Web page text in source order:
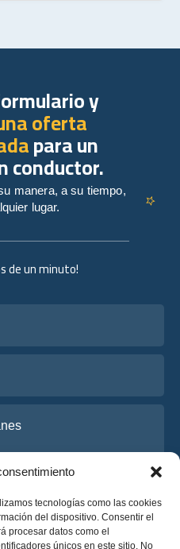
tecnologías como las cookies
del dispositivo. Consentir el
procesar datos como el
únicos en este sitio. No
de un minuto!
y
oferta
para un
conductor.
manera, a su tiempo,
lugar.